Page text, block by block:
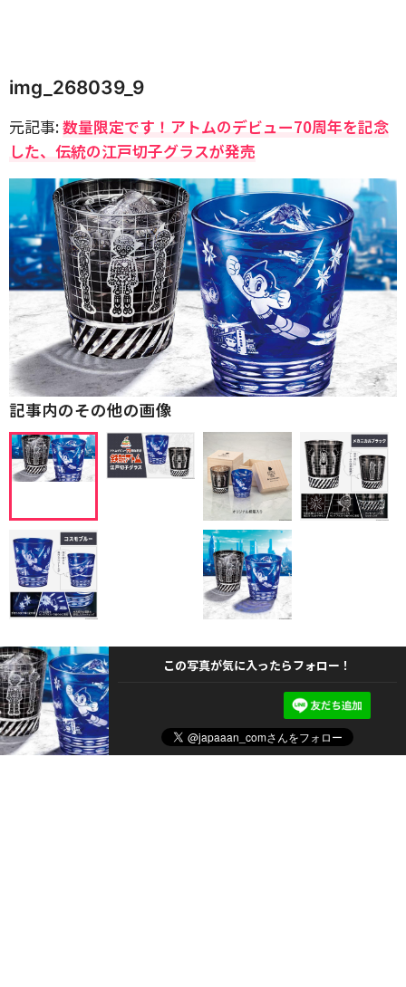
img_268039_9
元記事:数量限定です！アトムのデビュー70周年を記念
した、伝統の江戸切子グラスが発売
記事内のその他の画像
この写真が気に入ったらフォロー！